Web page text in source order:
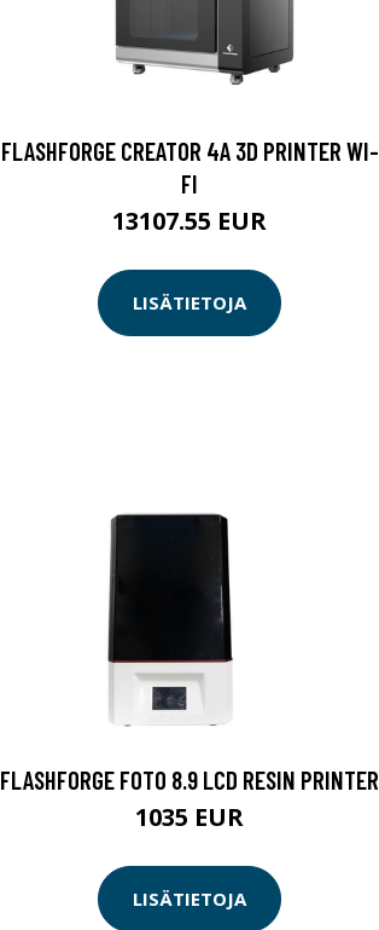
FLASHFORGE CREATOR 4A 3D PRINTER WI-
FI
13107.55 EUR
LISÄTIETOJA
FLASHFORGE FOTO 8.9 LCD RESIN PRINTER
1035 EUR
LISÄTIETOJA